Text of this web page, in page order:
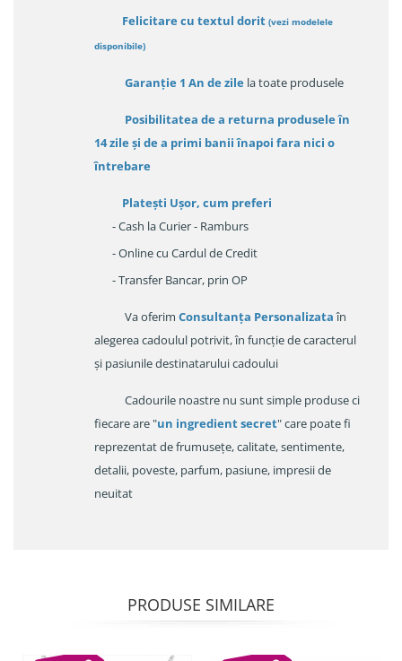
Felicitare cu textul dorit (vezi modelele
disponibile)
Garanție 1 An de zile la toate produsele
Posibilitatea de a returna produsele în
14 zileși de a primi banii înapoi fara nici o
întrebare
Platești Ușor, cum preferi
- Cash la Curier - Ramburs
- Online cu Cardul de Credit
- Transfer Bancar, prin OP
Va oferim Consultanța Personalizataîn
alegerea cadoulul potrivit, în funcție de caracterul
și pasiunile destinatarului cadoului
Cadourile noastre nu sunt simple produse ci
fiecare are "un ingredient secret" care poate fi
reprezentat de frumusețe, calitate, sentimente,
detalii, poveste, parfum, pasiune, impresii de
neuitat
PRODUSE SIMILARE